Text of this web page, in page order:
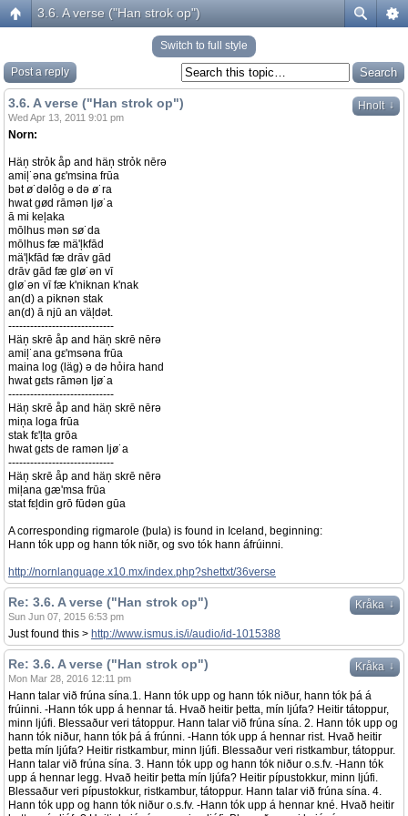
3.6. A verse ("Han strok op")
Switch to full style
Post a reply
Hnolt ↓
3.6. A verse ("Han strok op")
Wed Apr 13, 2011 9:01 pm
Norn:
Häņ strỏk åp and häņ strỏk nērə
amiļ˙əna gε'msina frūa
bət ø˙dəlỏg ə də ø˙ra
hwat gød rāmən ljø˙a
ā mi keļaka
mōlhus mən sø˙da
mōlhus fæ mä'ļkfād
mä'ļkfād fæ drāv gād
drāv gād fæ glø˙ən vī
glø˙ən vī fæ k'niknan k'nak
an(d) a piknən stak
an(d) ā njū an väļdət.
-----------------------------
Häņ skrē åp and häņ skrē nērə
amiļ˙ana gε'msəna frūa
maina log (läg) ə də hỏira hand
hwat gεts rāmən ljø˙a
-----------------------------
Häņ skrē åp and häņ skrē nērə
miņa loga frūa
stak fε'ļta grōa
hwat gεts de ramən ljø˙a
-----------------------------
Häņ skrē åp and häņ skrē nērə
miļana gæ'msa frūa
stat fεļdin grō fūdən gūa
A corresponding rigmarole (þula) is found in Iceland, beginning:
Hann tók upp og hann tók niðr, og svo tók hann áfrúinni.
http://nornlanguage.x10.mx/index.php?shettxt/36verse
Kråka ↓
Re: 3.6. A verse ("Han strok op")
Sun Jun 07, 2015 6:53 pm
Just found this > http://www.ismus.is/i/audio/id-1015388
Kråka ↓
Re: 3.6. A verse ("Han strok op")
Mon Mar 28, 2016 12:11 pm
Hann talar við frúna sína.1. Hann tók upp og hann tók niður, hann tók þá á
frúinni. -Hann tók upp á hennar tá. Hvað heitir þetta, mín ljúfa? Heitir tátoppur,
minn ljúfi. Blessaður veri tátoppur. Hann talar við frúna sína. 2. Hann tók upp og
hann tók niður, hann tók þá á frúnni. -Hann tók upp á hennar rist. Hvað heitir
þetta mín ljúfa? Heitir ristkambur, minn ljúfi. Blessaður veri ristkambur, tátoppur.
Hann talar við frúna sína. 3. Hann tók upp og hann tók niður o.s.fv. -Hann tók
upp á hennar legg. Hvað heitir þetta mín ljúfa? Heitir pípustokkur, minn ljúfi.
Blessaður veri pípustokkur, ristkambur, tátoppur. Hann talar við frúna sína. 4.
Hann tók upp og hann tók niður o.s.fv. -Hann tók upp á hennar kné. Hvað heitir